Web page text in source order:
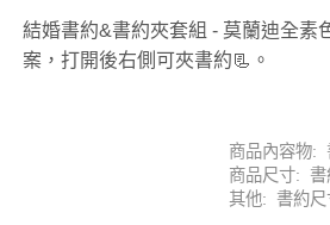
範
圍：
結婚書約&書約夾套組 - 莫蘭迪全素
案，打開後右側可夾書約📃。
商品內容物:
商品尺寸: 書
其他: 書約尺